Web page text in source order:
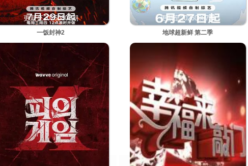
更新至20260807期
一饭封神2
更新至20260807期
地球超新鲜 第二季